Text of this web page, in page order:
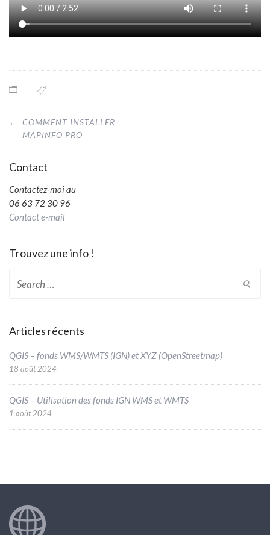
Post
navigation
←
COMMENT INSTALLER
MAPINFO PRO
Contact
Contactez-moi au
06 63 72 30 96
Contact e-mail
Trouvez une info !
Articles récents
QGIS – fonds WMS/WMTS (IGN) et XYZ (OpenStreetmap)
18 août 2024
QGIS – Utilisation des fonds IGN WMS et WMTS
1 août 2024